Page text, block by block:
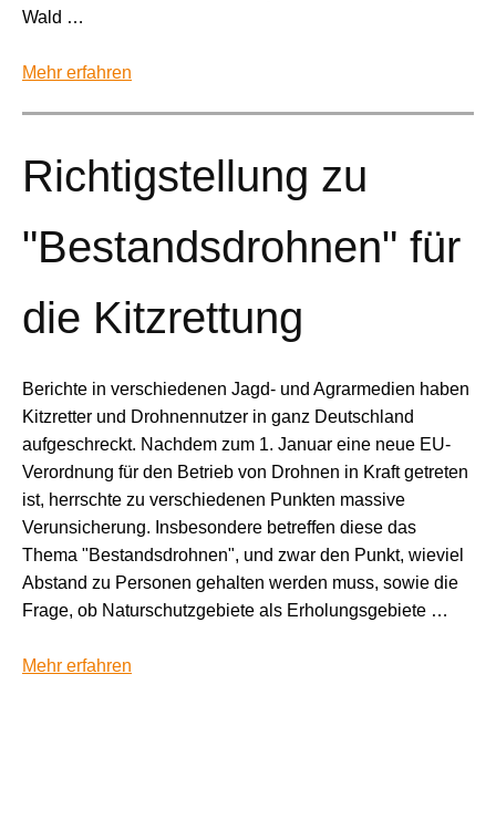
Wald …
Mehr erfahren
Richtigstellung zu
"Bestandsdrohnen" für
die Kitzrettung
Berichte in verschiedenen Jagd- und Agrarmedien haben
Kitzretter und Drohnennutzer in ganz Deutschland
aufgeschreckt. Nachdem zum 1. Januar eine neue EU-
Verordnung für den Betrieb von Drohnen in Kraft getreten
ist, herrschte zu verschiedenen Punkten massive
Verunsicherung. Insbesondere betreffen diese das
Thema "Bestandsdrohnen", und zwar den Punkt, wieviel
Abstand zu Personen gehalten werden muss, sowie die
Frage, ob Naturschutzgebiete als Erholungsgebiete …
Mehr erfahren